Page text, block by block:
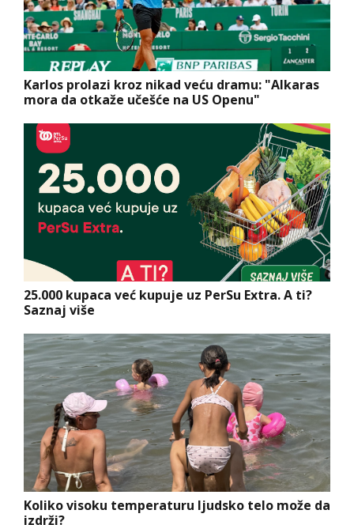
Karlos prolazi kroz nikad veću dramu: "Alkaras
mora da otkaže učešće na US Openu"
25.000 kupaca već kupuje uz PerSu Extra. A ti?
Saznaj više
Koliko visoku temperaturu ljudsko telo može da
izdrži?